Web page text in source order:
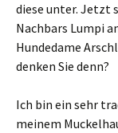
diese unter. Jetzt
Nachbars Lumpi
Hundedame
denken Sie denn?
Ich bin ein sehr
meinem